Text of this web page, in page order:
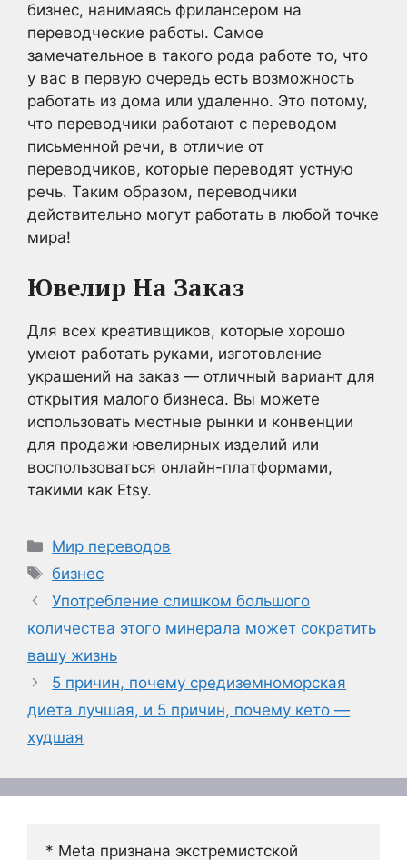
бизнес, нанимаясь фрилансером на
переводческие работы. Самое
замечательное в такого рода работе то, что
у вас в первую очередь есть возможность
работать из дома или удаленно. Это потому,
что переводчики работают с переводом
письменной речи, в отличие от
переводчиков, которые переводят устную
речь. Таким образом, переводчики
действительно могут работать в любой точке
мира!
Ювелир На Заказ
Для всех креативщиков, которые хорошо
умеют работать руками, изготовление
украшений на заказ — отличный вариант для
открытия малого бизнеса. Вы можете
использовать местные рынки и конвенции
для продажи ювелирных изделий или
воспользоваться онлайн-платформами,
такими как Etsy.
Рубрики
Мир переводов
Метки
бизнес
Употребление слишком большого
количества этого минерала может сократить
вашу жизнь
5 причин, почему средиземноморская
диета лучшая, и 5 причин, почему кето —
худшая
* Meta признана экстремистской